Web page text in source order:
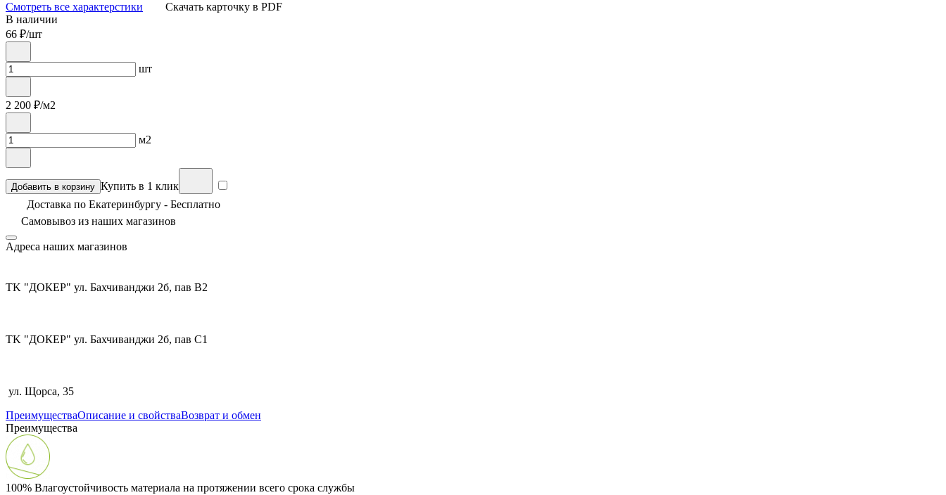
Смотреть все характерстики
Скачать карточку в PDF
В наличии
66 ₽/шт
шт
2 200 ₽/м2
м2
Добавить в корзину Купить в 1 клик
Доставка по Екатеринбургу - Бесплатно
Самовывоз из наших магазинов
Адреса наших магазинов
TK "ДОКЕР" ул. Бахчиванджи 2б, пав В2
TK "ДОКЕР" ул. Бахчиванджи 2б, пав С1
ул. Щорса, 35
ПреимуществаОписание и свойстваВозврат и обмен
Преимущества
100% Влагоустойчивость материала на протяжении всего срока службы